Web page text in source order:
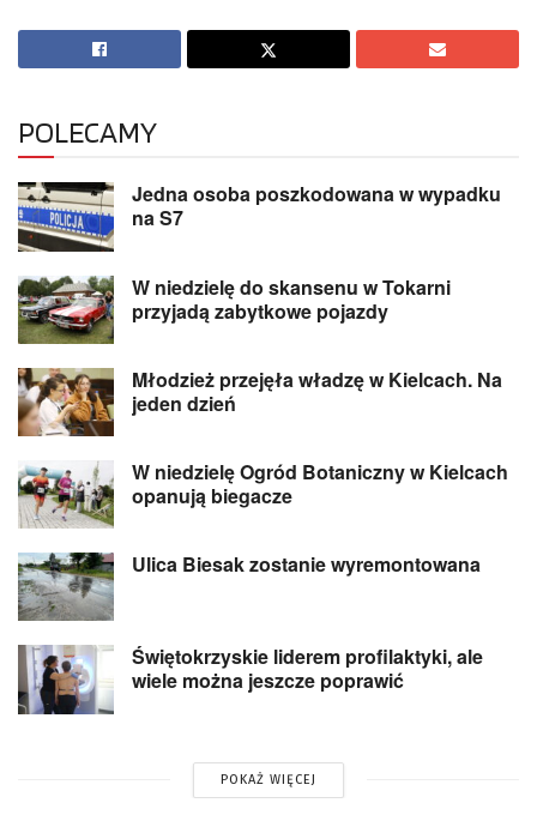
POLECAMY
Jedna osoba poszkodowana w wypadku
na S7
W niedzielę do skansenu w Tokarni
przyjadą zabytkowe pojazdy
Młodzież przejęła władzę w Kielcach. Na
jeden dzień
W niedzielę Ogród Botaniczny w Kielcach
opanują biegacze
Ulica Biesak zostanie wyremontowana
Świętokrzyskie liderem profilaktyki, ale
wiele można jeszcze poprawić
POKAŻ WIĘCEJ